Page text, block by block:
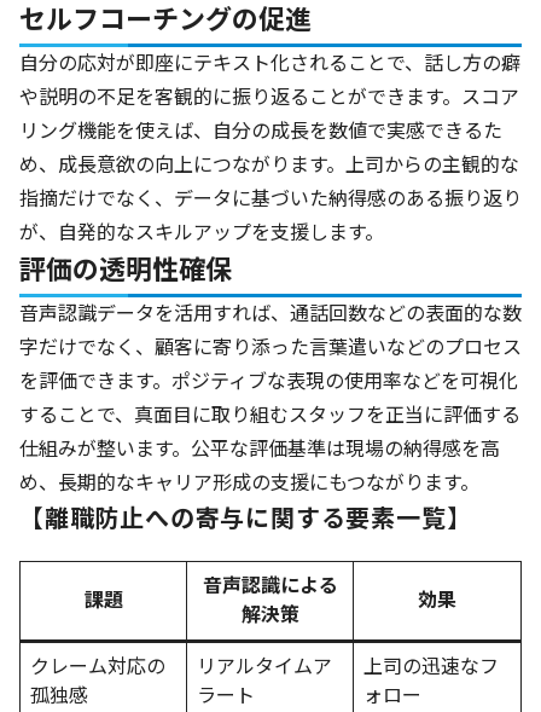
セルフコーチングの促進
自分の応対が即座にテキスト化されることで、話し方の癖
や説明の不足を客観的に振り返ることができます。スコア
リング機能を使えば、自分の成長を数値で実感できるた
め、成長意欲の向上につながります。上司からの主観的な
指摘だけでなく、データに基づいた納得感のある振り返り
が、自発的なスキルアップを支援します。
評価の透明性確保
音声認識データを活用すれば、通話回数などの表面的な数
字だけでなく、顧客に寄り添った言葉遣いなどのプロセス
を評価できます。ポジティブな表現の使用率などを可視化
することで、真面目に取り組むスタッフを正当に評価する
仕組みが整います。公平な評価基準は現場の納得感を高
め、長期的なキャリア形成の支援にもつながります。
【離職防止への寄与に関する要素一覧】
課題
音声認識による
解決策
効果
クレーム対応の
孤独感
リアルタイムア
ラート
上司の迅速なフ
ォロー